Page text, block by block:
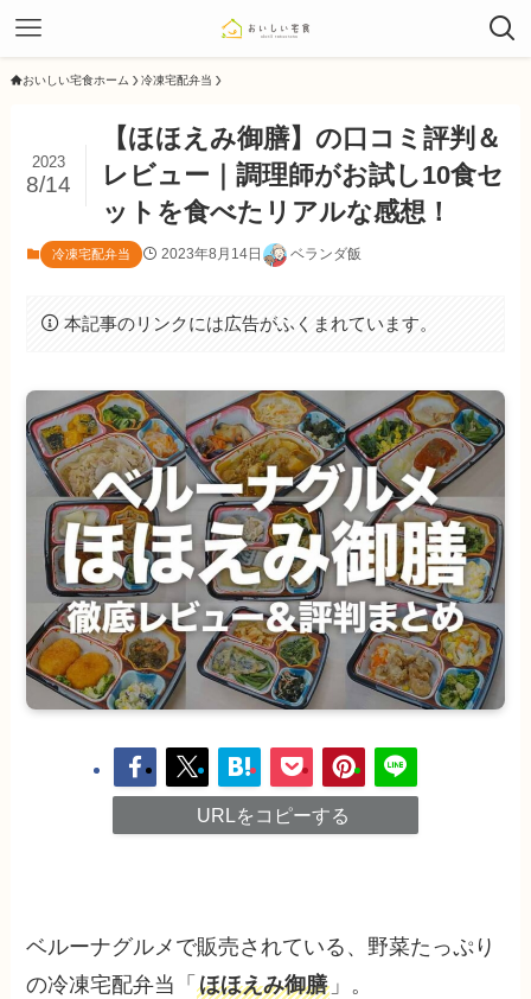
おいしい宅食ホーム 冷凍宅配弁当
【ほほえみ御膳】の口コミ評判＆
レビュー｜調理師がお試し10食セ
ットを食べたリアルな感想！
2023
8/14
冷凍宅配弁当 2023年8月14日 ベランダ飯
本記事のリンクには広告がふくまれています。
URLをコピーする
ベルーナグルメで販売されている、野菜たっぷり
の冷凍宅配弁当「ほほえみ御膳 」。